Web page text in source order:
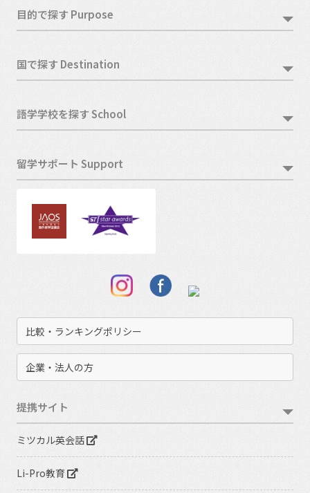
目的で探す Purpose
国で探す Destination
語学学校を探す School
留学サポート Support
比較・ランキングポリシー
企業・法人の方
提携サイト
ミツカル英会話
Li-Pro教育